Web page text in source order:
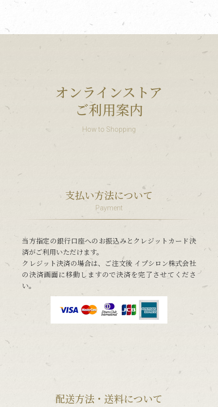
オンラインストア
ご利用案内
How to Shopping
支払い方法について
Payment
当方指定の銀行口座へのお振込みとクレジットカード決
済がご利用いただけます。
クレジット決済の場合は、ご注文後 イプシロン株式会社
の決済画面に移動しますので決済を完了させてくださ
い。
配送方法・送料について